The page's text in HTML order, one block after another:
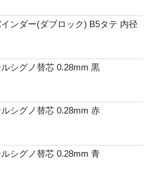
ンダー(ダブロック) B5タテ 内径
シグノ替芯 0.28mm 黒
シグノ替芯 0.28mm 赤
シグノ替芯 0.28mm 青